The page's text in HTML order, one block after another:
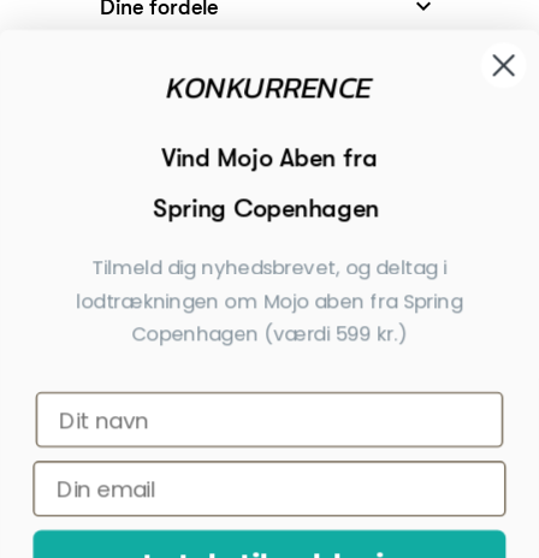
Dine fordele 
Modtager
Begivenheder
Inspiration
Tilmeld dig nyhedsbrevet
Få nyheder, tips og tilbud før andre
Ja tak, tilmeld mig
af Dahls Gravering til at sende nyhedsbreve og kampagnetilbud. Afmelding kan
altid ske nederst i nyhedsbrevet.
KONKURRENCE
Vind Mojo Aben fra
Spring Copenhagen
Tilmeld dig nyhedsbrevet, og deltag i
lodtrækningen om Mojo aben fra Spring
Copenhagen (værdi 599 kr.)